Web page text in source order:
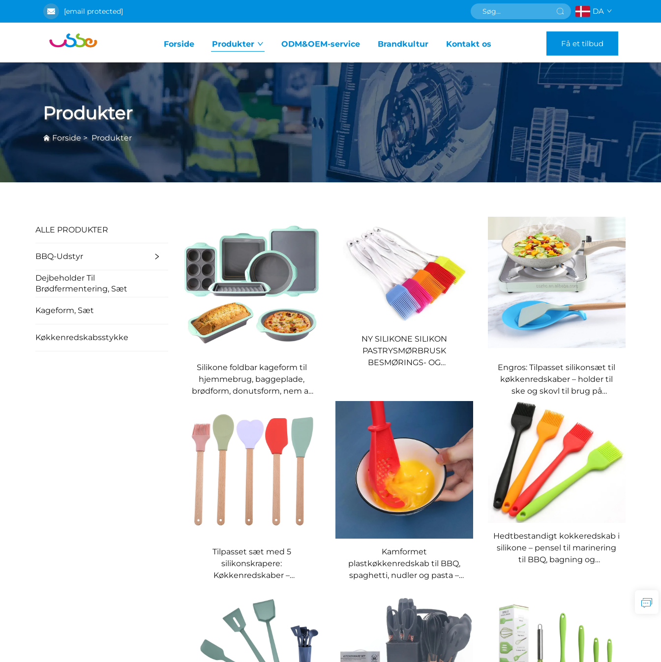
[email protected] DA
Forside Produkter ODM&OEM-service Brandkultur Kontakt os Få et tilbud
Produkter
Forside > Produkter
ALLE PRODUKTER
BBQ-Udstyr
Dejbeholder Til
Brødfermentering, Sæt
Kageform, Sæt
Køkkenredskabsstykke
Silikone foldbar kageform til
hjemmebrug, baggeplade,
brødform, donutsform, nem at
NY SILIKONE SILIKON
PASTRYSMØRBRUSK
BESMØRINGS- OG
Engros: Tilpasset silikonsæt til
køkkenredskaber – holder til
ske og skovl til brug på
Tilpasset sæt med 5
silikonskrapere:
Køkkenredskaber –
oliebørste med træhåndtag
Kamformet
plastkøkkenredskab til BBQ,
spaghetti, nudler og pasta –
mad og buffet
Hedtbestandigt kokkeredskab i
silikone – pensel til marinering
til BBQ, bagning og